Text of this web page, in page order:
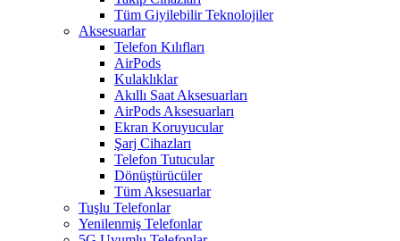
Tüm Giyilebilir Teknolojiler
Aksesuarlar
Telefon Kılıfları
AirPods
Kulaklıklar
Akıllı Saat Aksesuarları
AirPods Aksesuarları
Ekran Koruyucular
Şarj Cihazları
Telefon Tutucular
Dönüştürücüler
Tüm Aksesuarlar
Tuşlu Telefonlar
Yenilenmiş Telefonlar